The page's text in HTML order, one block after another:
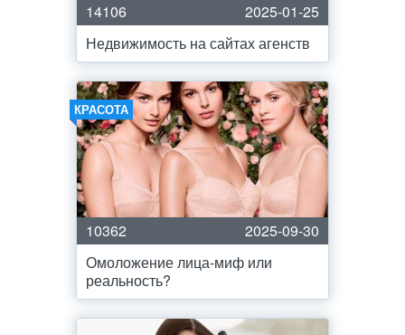
14106
2025-01-25
Недвижимость на сайтах агенств
КРАСОТА
10362
2025-09-30
Омоложение лица-миф или
реальность?